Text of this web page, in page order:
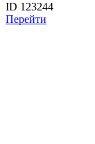
ID 123244
Перейти